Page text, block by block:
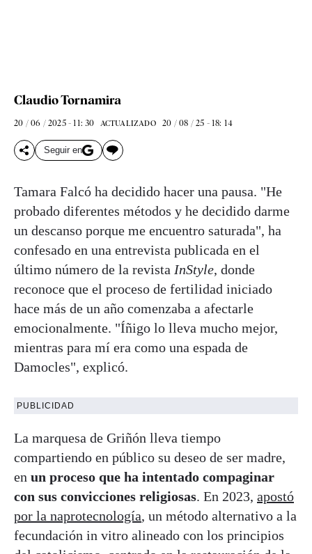
Claudio Tornamira
20 / 06 / 2025 - 11: 30 ACTUALIZADO 20 / 08 / 25 - 18: 14
Seguir en
Tamara Falcó ha decidido hacer una pausa. "He
probado diferentes métodos y he decidido darme
un descanso porque me encuentro saturada", ha
confesado en una entrevista publicada en el
último número de la revista InStyle, donde
reconoce que el proceso de fertilidad iniciado
hace más de un año comenzaba a afectarle
emocionalmente. "Íñigo lo lleva mucho mejor,
mientras para mí era como una espada de
Damocles", explicó.
PUBLICIDAD
La marquesa de Griñón lleva tiempo
compartiendo en público su deseo de ser madre,
en un proceso que ha intentado compaginar
con sus convicciones religiosas. En 2023, apostó
por la naprotecnología, un método alternativo a la
fecundación in vitro alineado con los principios